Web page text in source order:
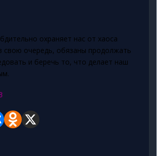
охраняет нас от хаоса
свою очередь, обязаны продолжать
и беречь то, что делает наш